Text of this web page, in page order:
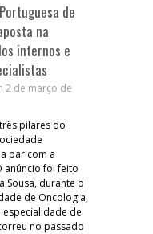
de
na
internos e
2 de março de
pilares do
par com a
anúncio foi feito
Sousa, durante o
de Oncologia,
de
no passado